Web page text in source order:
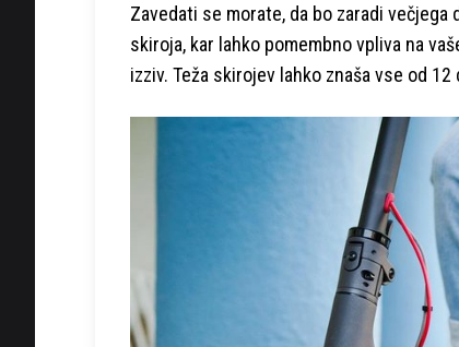
Zavedati se morate, da bo zaradi
skiroja, kar lahko pomembno vpliva na
izziv. Teža skirojev lahko znaša vse od 12